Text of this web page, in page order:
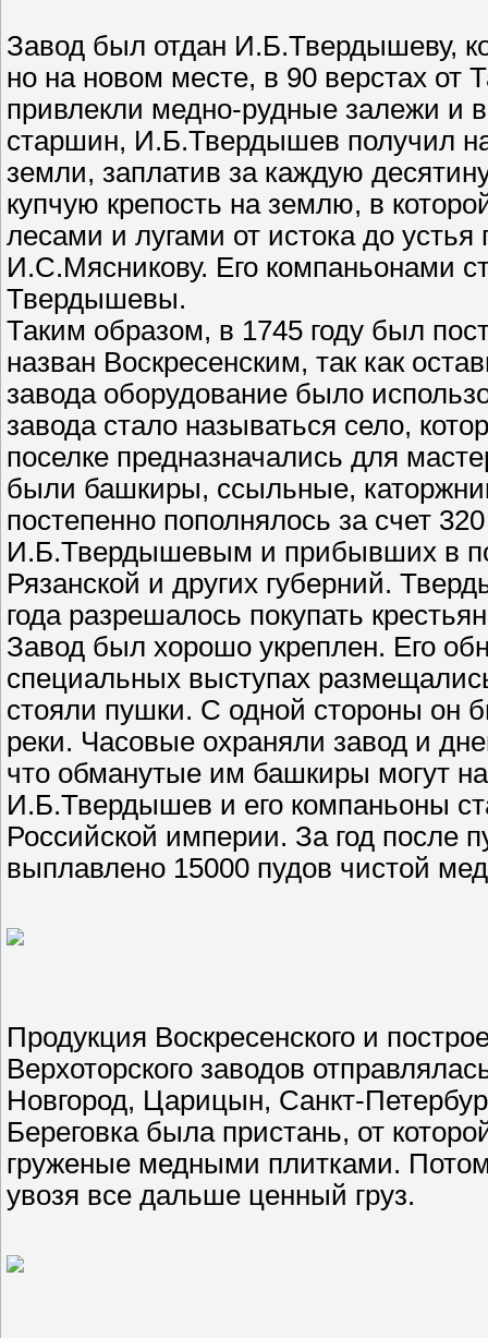
Завод был отдан И.Б.Твердышеву,
но на новом месте, в 90 верстах от
привлекли медно-рудные залежи и
старшин, И.Б.Твердышев получил
земли, заплатив за каждую
купчую крепость на землю, в
лесами и лугами от истока до
И.С.Мясникову. Его компаньонами
Твердышевы.
Таким образом, в 1745 году был
назван Воскресенским, так как
завода оборудование было
завода стало называться село,
поселке предназначались для
были башкиры, ссыльные,
постепенно пополнялось за счет
И.Б.Твердышевым и прибывших в
Рязанской и других губерний.
года разрешалось покупать
Завод был хорошо укреплен. Его
специальных выступах
стояли пушки. С одной стороны
реки. Часовые охраняли завод и
что обманутые им башкиры могут
И.Б.Твердышев и его компаньоны
Российской империи. За год после
выплавлено 15000 пудов чистой
Продукция Воскресенского и
Верхоторского заводов
Новгород, Царицын, Санкт-
Береговка была пристань, от
груженые медными плитками.
увозя все дальше ценный груз.